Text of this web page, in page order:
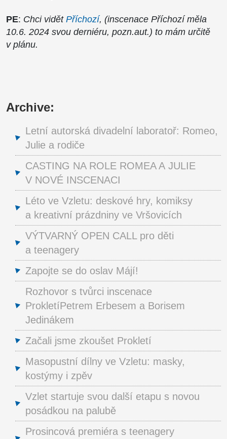
PE: Chci vidět Příchozí, (inscenace Příchozí měla
10.6. 2024 svou derniéru, pozn.aut.) to mám určitě
v plánu.
Archive:
Letní autorská divadelní laboratoř: Romeo,
Julie a rodiče
CASTING NA ROLE ROMEA A JULIE
V NOVÉ INSCENACI
Léto ve Vzletu: deskové hry, komiksy
a kreativní prázdniny ve Vršovicích
VÝTVARNÝ OPEN CALL pro děti
a teenagery
Zapojte se do oslav Májí!
Rozhovor s tvůrci inscenace
ProkletíPetrem Erbesem a Borisem
Jedinákem
Začali jsme zkoušet Prokletí
Masopustní dílny ve Vzletu: masky,
kostýmy i zpěv
Vzlet startuje svou další etapu s novou
posádkou na palubě
Prosincová premiéra s teenagery